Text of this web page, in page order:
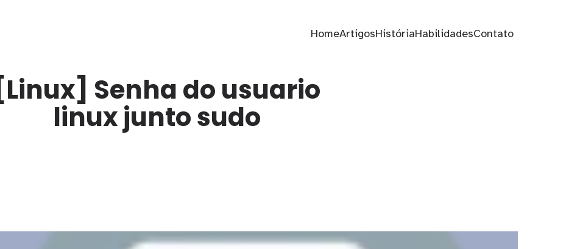
HomeArtigosHistóriaHabilidadesContato
[Linux] Senha do usuario
linux junto sudo